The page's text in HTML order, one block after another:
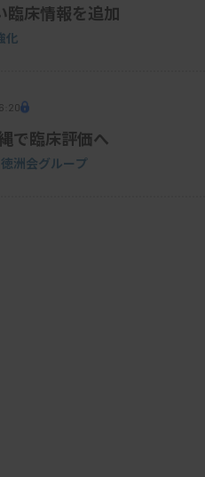
臨床情報を追加
化
で臨床評価へ
洲会グループ